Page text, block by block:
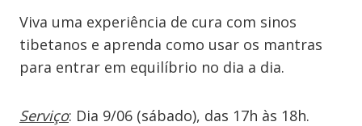
Viva uma experiência de cura com sinos
tibetanos e aprenda como usar os mantras
para entrar em equilíbrio no dia a dia.
Serviço: Dia 9/06 (sábado), das 17h às 18h.